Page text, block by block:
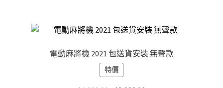
電動麻將機 2021 包送貨安裝 無聲款
特價